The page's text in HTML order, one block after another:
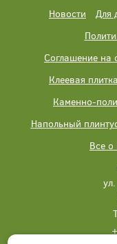
Новости Для
Соглашение на
Клеевая плитка
Каменно-
Напольный
Все